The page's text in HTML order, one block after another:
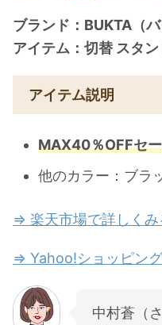
ブランド：BUKTA（バ
アイテム：切替 スタ
アイテム説明
MAX40％OFFセ
他のカラー：ブラ
⇒ 楽天市場で詳しく
⇒ Yahoo!ショッピン
中村蒼（